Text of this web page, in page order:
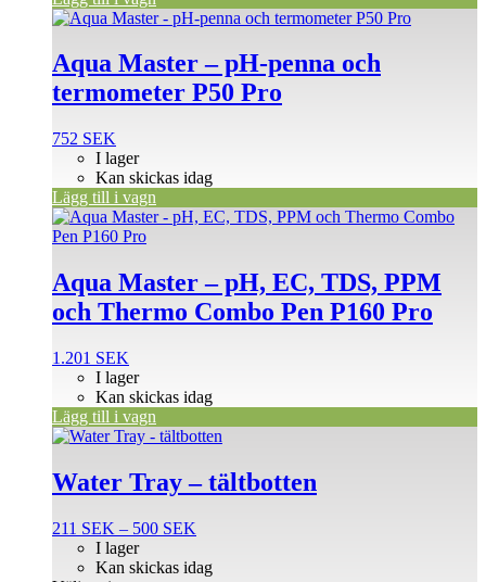
Aqua Master – pH-penna och
termometer P50 Pro
752 SEK
I lager
Kan skickas idag
Lägg till i vagn
Aqua Master – pH, EC, TDS, PPM
och Thermo Combo Pen P160 Pro
1.201 SEK
I lager
Kan skickas idag
Lägg till i vagn
Water Tray – tältbotten
211 SEK – 500 SEK
till
I lager
Kan skickas idag
Den
produkten
har
varianter.
olika